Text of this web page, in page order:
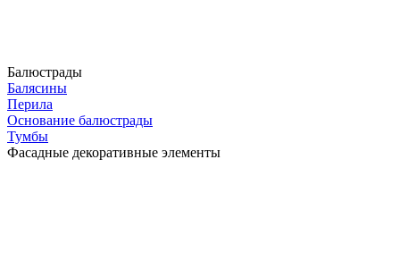
Балюстрады
Балясины
Перила
Основание балюстрады
Тумбы
Фасадные декоративные элементы